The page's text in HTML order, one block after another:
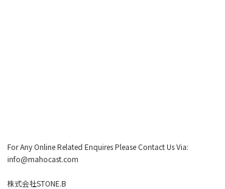
For Any Online Related Enquires Please Contact Us Via:
info@mahocast.com
株式会社STONE.B